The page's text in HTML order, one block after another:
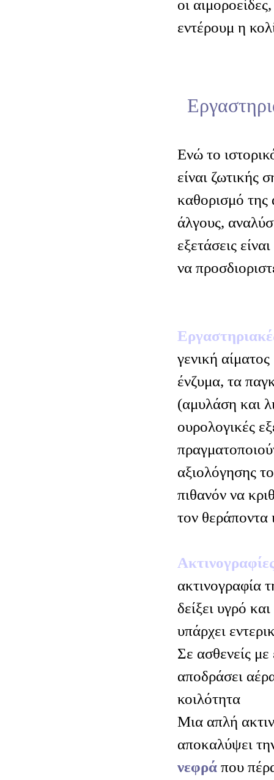
οι
εντέρουμ η
Ενώ το
είναι ζωτικής
καθορισμό της
άλγους,
εξετάσεις
να
γενική
ένζυμα, τα
(αμυλάση και
ουρολογικές
αξιολόγησης
πιθανόν να
τον θεράποντα
ακτινογραφία
δείξει υγρό
υπάρχει
Σε ασθενείς με
αποδράσει
κοιλότητα
Μια απλή
αποκαλύψει
νεφρά που